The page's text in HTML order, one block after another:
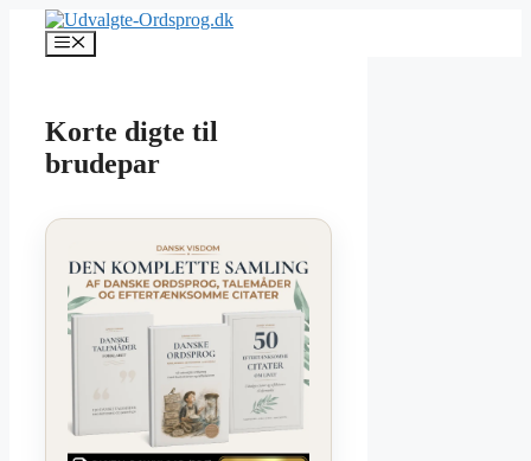
indhold
Menu
Korte digte til
brudepar